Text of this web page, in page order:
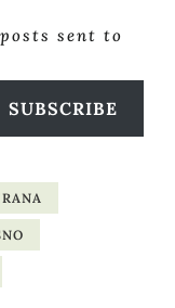
sent to
SUBSCRIBE